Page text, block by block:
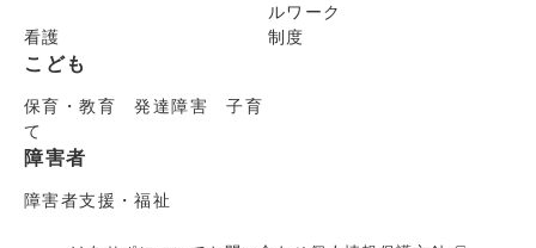
ルワーク
看護
制度
こども
保育・教育 発達障害 子育
て
障害者
障害者支援・福祉